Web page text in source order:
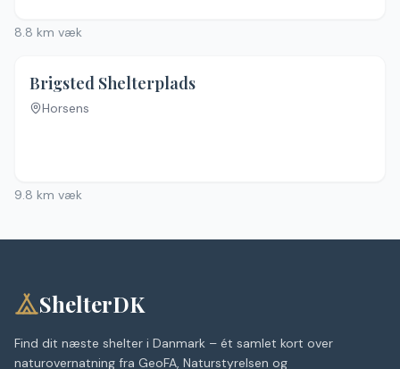
8.8 km væk
Brigsted Shelterplads
Horsens
9.8 km væk
ShelterDK
Find dit næste shelter i Danmark – ét samlet kort over
naturovernatning fra GeoFA, Naturstyrelsen og